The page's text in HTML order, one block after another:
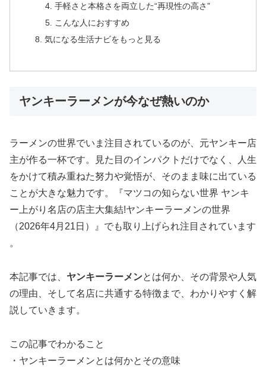
手軽さと本格さを両立した“再現性の高さ”
こんな人におすすめ
気になる生活ナビをもっと見る
ヤンキーラーメンが今なぜ熱いのか
ラーメンの世界でいま注目されているのが、元ヤンキー店
主が作る一杯です。見た目のインパクトだけでなく、人生
をかけて積み重ねた努力や覚悟が、そのまま味に出ている
ことが大きな魅力です。『マツコの知らない世界 ヤンキ
ー上がり名店の店主大集結!ヤンキーラーメンの世界
（2026年4月21日）』でも取り上げられ注目されています
。
本記事では、 ヤンキーラーメンとは何か、その背景や人気
の理由、そして名店に共通する特徴まで、わかりやすく解
説していきます。
この記事でわかること
・ヤンキーラーメンとは何かとその意味